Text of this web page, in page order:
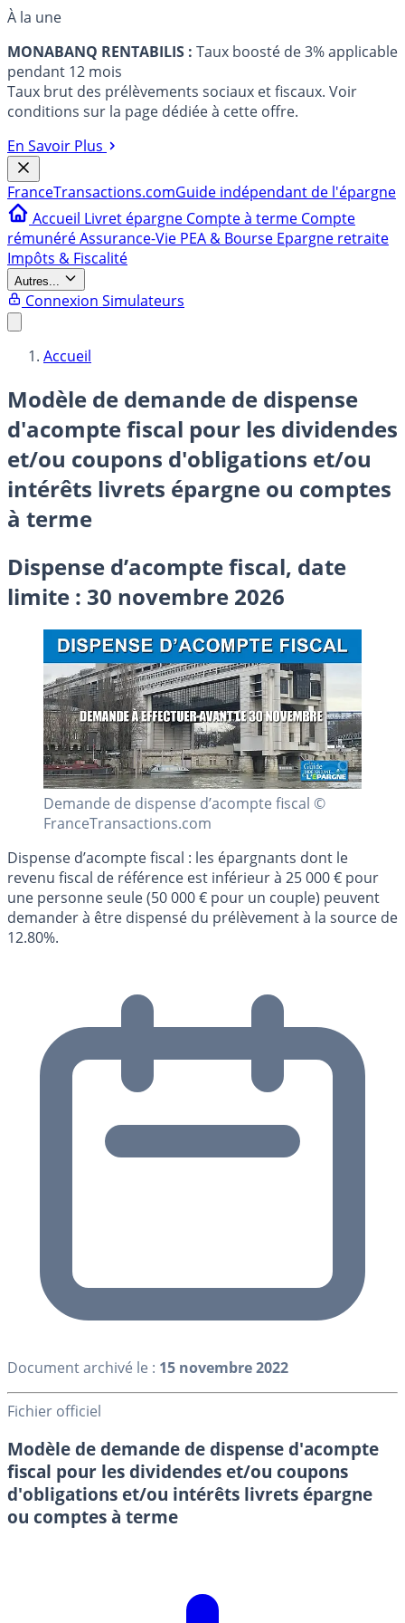
À la une
MONABANQ RENTABILIS : Taux boosté de 3% applicable
pendant 12 mois
Taux brut des prélèvements sociaux et fiscaux. Voir
conditions sur la page dédiée à cette offre.
En Savoir Plus
FranceTransactions.comGuide indépendant de l'épargne
Accueil Livret épargne Compte à terme Compte
rémunéréAssurance-Vie PEA & Bourse Epargne retraite
Impôts & Fiscalité
Autres...
Connexion Simulateurs
Accueil
Modèle de demande de dispense
d'acompte fiscal pour les dividendes
et/ou coupons d'obligations et/ou
intérêts livrets épargne ou comptes
à terme
Dispense d’acompte fiscal, date
limite : 30 novembre 2026
Demande de dispense d’acompte fiscal ©
FranceTransactions.com
Dispense d’acompte fiscal : les épargnants dont le
revenu fiscal de référence est inférieur à 25 000 € pour
une personne seule (50 000 € pour un couple) peuvent
demander à être dispensé du prélèvement à la source de
12.80%.
Document archivé le : 15 novembre 2022
Fichier officiel
Modèle de demande de dispense d'acompte
fiscal pour les dividendes et/ou coupons
d'obligations et/ou intérêts livrets épargne
ou comptes à terme